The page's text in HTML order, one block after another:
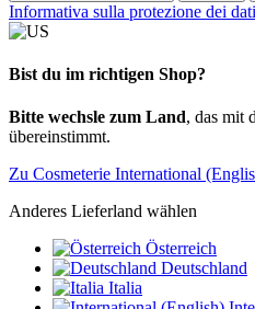
Informativa sulla protezione dei dati
Bist du im richtigen Shop?
Bitte wechsle zum Land, das mit
übereinstimmt.
Zu Cosmeterie International
Anderes Lieferland wählen
Österreich
Deutschland
Italia